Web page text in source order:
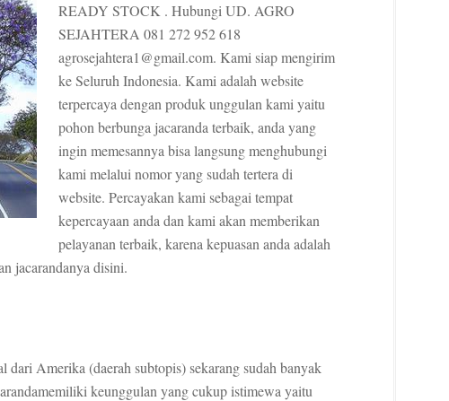
READY STOCK . Hubungi UD. AGRO
SEJAHTERA 081 272 952 618
agrosejahtera1@gmail.com. Kami siap mengirim
ke Seluruh Indonesia. Kami adalah website
terpercaya dengan produk unggulan kami yaitu
pohon berbunga jacaranda terbaik, anda yang
ingin memesannya bisa langsung menghubungi
kami melalui nomor yang sudah tertera di
website. Percayakan kami sebagai tempat
kepercayaan anda dan kami akan memberikan
pelayanan terbaik, karena kepuasan anda adalah
jacarandanya disini.
dari Amerika (daerah subtopis) sekarang sudah banyak
keunggulan yang cukup istimewa yaitu